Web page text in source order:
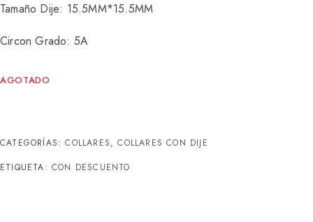
Tamaño Dije: 15.5MM*15.5MM
Circon Grado: 5A
AGOTADO
CATEGORÍAS:COLLARES,COLLARES CON DIJE
ETIQUETA: CON DESCUENTO